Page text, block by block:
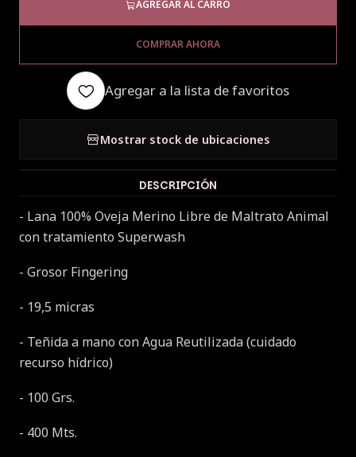
AGREGAR AL CARRO
COMPRAR AHORA
Agregar a la lista de favoritos
Mostrar stock de ubicaciones
DESCRIPCIÓN
- Lana 100% Oveja Merino Libre de Maltrato Animal
con tratamiento Superwash
- Grosor Fingering
- 19,5 micras
- Teñida a mano con Agua Reutilizada (cuidado
recurso hídrico)
- 100 Grs.
- 400 Mts.